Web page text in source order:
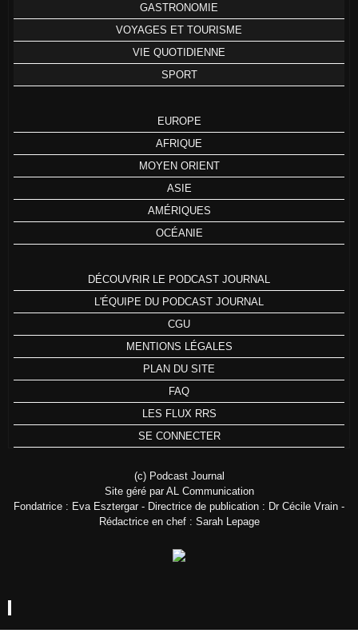
GASTRONOMIE
VOYAGES ET TOURISME
VIE QUOTIDIENNE
SPORT
EUROPE
AFRIQUE
MOYEN ORIENT
ASIE
AMÉRIQUES
OCÉANIE
DÉCOUVRIR LE PODCAST JOURNAL
L'ÉQUIPE DU PODCAST JOURNAL
CGU
MENTIONS LÉGALES
PLAN DU SITE
FAQ
LES FLUX RRS
SE CONNECTER
(c) Podcast Journal
Site géré par AL Communication
Fondatrice : Eva Esztergar - Directrice de publication : Dr Cécile Vrain -
Rédactrice en chef : Sarah Lepage